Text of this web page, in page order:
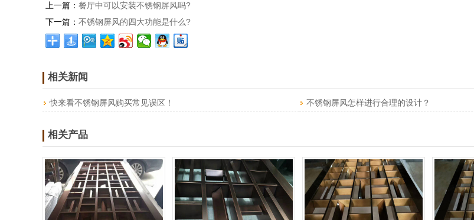
上一篇： 餐厅中可以安装不锈钢屏风吗?
下一篇： 不锈钢屏风的四大功能是什么?
相关新闻
快来看不锈钢屏风购买常见误区！ 不锈钢屏风怎样进行合理的设计？
相关产品